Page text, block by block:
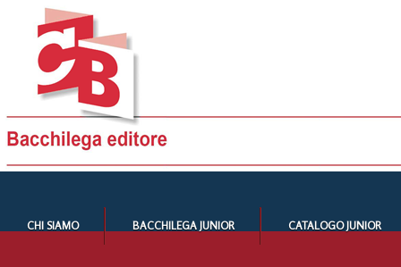
CHI SIAMO BACCHILEGA JUNIOR CATALOGO JUNIOR